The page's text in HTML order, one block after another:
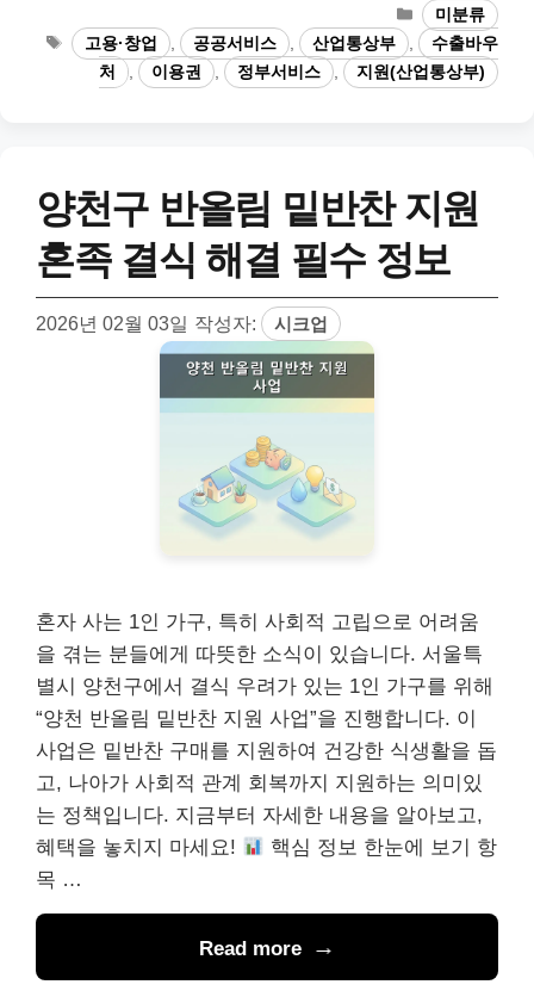
카
테
고
리
미분류
태
그
고용·창업 공공서비스 산업통상부
수출바우
처
이용권 정부서비스 지원(산업통상부)
양천구 반올림 밑반찬 지원
혼족 결식 해결 필수 정보
2026년 02월 03일 작성자: 시크업
혼자 사는 1인 가구, 특히 사회적 고립으로 어려움
을 겪는 분들에게 따뜻한 소식이 있습니다. 서울특
별시 양천구에서 결식 우려가 있는 1인 가구를 위해
“양천 반올림 밑반찬 지원 사업”을 진행합니다. 이
사업은 밑반찬 구매를 지원하여 건강한 식생활을 돕
고, 나아가 사회적 관계 회복까지 지원하는 의미있
는 정책입니다. 지금부터 자세한 내용을 알아보고,
혜택을 놓치지 마세요!
핵심 정보 한눈에 보기 항
목 …
Read more